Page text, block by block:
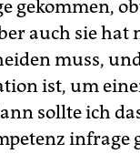
gekommen,
auch sie hat
muss,
ist, um
sollte ich
infrage